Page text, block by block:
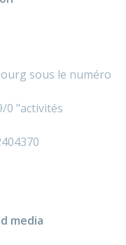
sous le numéro
0 "activités
media